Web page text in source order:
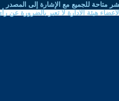
متاحة للجميع مع الإشارة إلى المصدر
هيئة الادارة لا تعبر بالضرورة عن